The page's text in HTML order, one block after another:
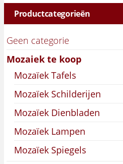
Productcategorieën
Geen categorie
Mozaiek te koop
Mozaïek Tafels
Mozaïek Schilderijen
Mozaïek Dienbladen
Mozaïek Lampen
Mozaïek Spiegels